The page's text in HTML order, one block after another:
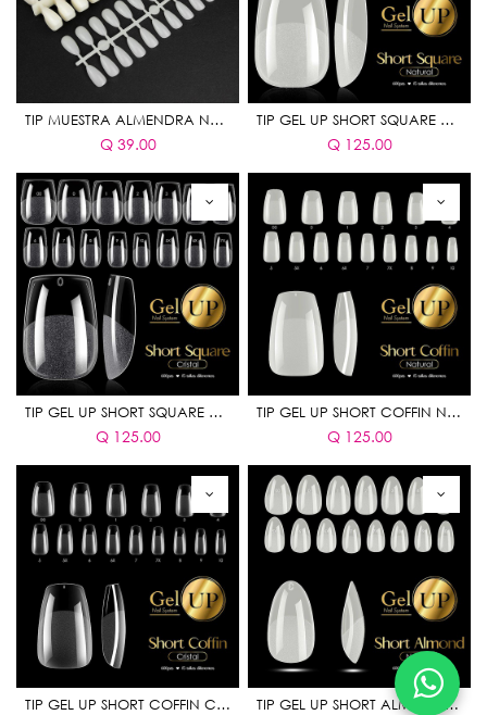
TIP MUESTRA ALMENDRA NATURAL 240 PIEZAS
Q 39.00
TIP GEL UP SHORT SQUARE NATURAL 600 PIEZAS
Q 125.00
TIP GEL UP SHORT SQUARE CRISTAL 600 PIEZAS
Q 125.00
TIP GEL UP SHORT COFFIN NATURAL 600 PIEZAS
Q 125.00
TIP GEL UP SHORT COFFIN CRISTAL 600 PIEZAS TIP GEL UP SHORT ALMOND NATURAL 600 PIEZAS